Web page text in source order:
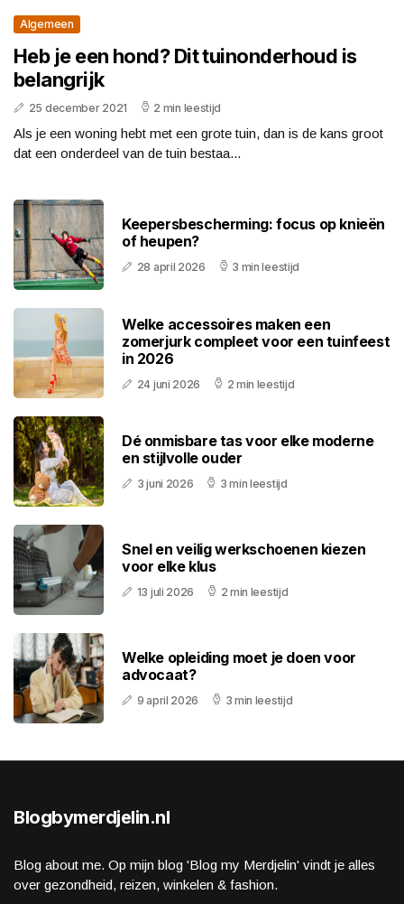
Algemeen
Heb je een hond? Dit tuinonderhoud is
belangrijk
25 december 2021 2 min leestijd
Als je een woning hebt met een grote tuin, dan is de kans groot
dat een onderdeel van de tuin bestaa...
Keepersbescherming: focus op knieën
of heupen?
28 april 2026 3 min leestijd
Welke accessoires maken een
zomerjurk compleet voor een tuinfeest
in 2026
24 juni 2026 2 min leestijd
Dé onmisbare tas voor elke moderne
en stijlvolle ouder
3 juni 2026 3 min leestijd
Snel en veilig werkschoenen kiezen
voor elke klus
13 juli 2026 2 min leestijd
Welke opleiding moet je doen voor
advocaat?
9 april 2026 3 min leestijd
Blogbymerdjelin.nl
Blog about me. Op mijn blog 'Blog my Merdjelin' vindt je alles
over gezondheid, reizen, winkelen & fashion.